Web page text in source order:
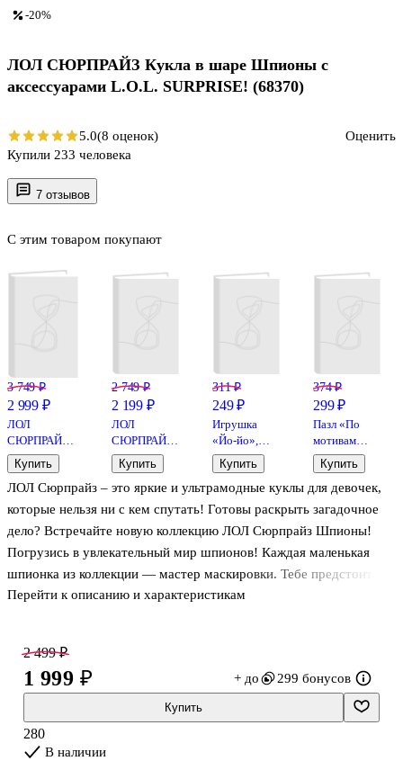
7 отзывов
ЛОЛ Сюрпрайз – это яркие и ультрамодные куклы для девочек,
которые нельзя ни с кем спутать! Готовы раскрыть загадочное
дело? Встречайте новую коллекцию ЛОЛ Сюрпрайз Шпионы!
Погрузись в увлекательный мир шпионов! Каждая маленькая
шпионка из коллекции — мастер маскировки. Тебе предстоит
узнать её вторую личность! Для этого необходимо найти
аксессуары, тебе предстоит решить 3 суперзадачи. А как это
сделать, подробно описано в инструкции. Почувствуй себя
настоящим тайным агентом вместе с новой коллекцией ЛОЛ
Сюрпрайз! Собери всю суперкоманду шпионок! В игровой набор
ЛОЛ CЮРПРАЙЗ К
Перейти к описанию и характеристикам
С этим товаром покупают
3 749 ₽
2 999 ₽
ЛОЛ
СЮРПРАЙЗ
Двусторонняя
плюшевая
игрушка с
куклой Hello
Friends с
аксессуарами
L.O.L.
(70777)
Купить
2 749 ₽
2 199 ₽
ЛОЛ
СЮРПРАЙЗ
Кукла в шаре
Русалки с
аксессуарами
L.O.L.
(70773)
Купить
311 ₽
249 ₽
Игрушка
«Йо-йо»,
Bookvalno
Купить
374 ₽
299 ₽
Пазл «По
мотивам
Minecraft»
160
элементов,
My Game
Купить
-20%
ЛОЛ СЮРПРАЙЗ Кукла в шаре Шпионы с
аксессуарами L.O.L. SURPRISE! (68370)
5.0(8 оценок)
Оценить
Купили 233 человека
2 499 ₽
1 999 ₽ + до 299 бонусов
Купить
280
В наличии